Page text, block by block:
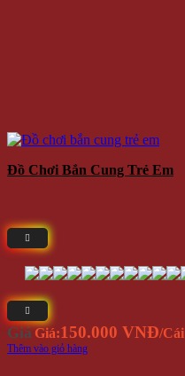
Đồ Chơi Bắn Cung Trẻ Em
Giá Giá:150.000 VNĐ/Cái
Thêm vào giỏ hàng